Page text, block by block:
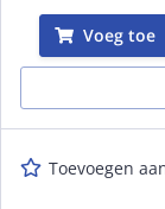
Voeg toe
Toevoegen